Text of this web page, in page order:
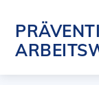
content